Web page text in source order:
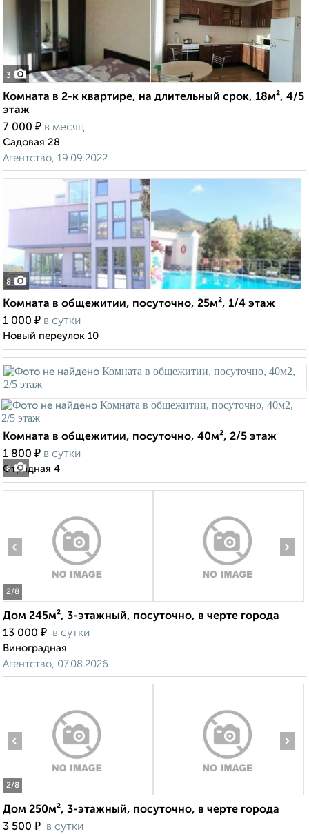
3
Комната в 2-к квартире, на длительный срок, 18м², 4/5
этаж
7 000 ₽ в месяц
Садовая 28
Агентство, 19.09.2022
8
Комната в общежитии, посуточно, 25м², 1/4 этаж
1 000 ₽ в сутки
Новый переулок 10
8
Комната в общежитии, посуточно, 40м², 2/5 этаж
1 800 ₽ в сутки
Отрадная 4
2/8
‹ ›
Дом 245м², 3-этажный, посуточно, в черте города
13 000 ₽ в сутки
Виноградная
Агентство, 07.08.2026
2/8
‹ ›
Дом 250м², 3-этажный, посуточно, в черте города
3 500 ₽ в сутки